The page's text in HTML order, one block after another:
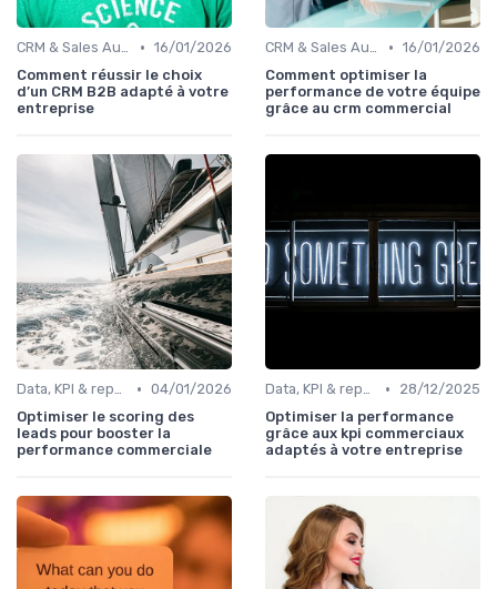
CRM & Sales Automation • 16/01/2026
Comment réussir le choix
d’un CRM B2B adapté à votre
entreprise
CRM & Sales Automation • 16/01/2026
Comment optimiser la
performance de votre équipe
grâce au crm commercial
Data, KPI & reporting commercial • 04/01/2026
Optimiser le scoring des
leads pour booster la
performance commerciale
Data, KPI & reporting commercial •
28/12/2025
Optimiser la performance
grâce aux kpi commerciaux
adaptés à votre entreprise